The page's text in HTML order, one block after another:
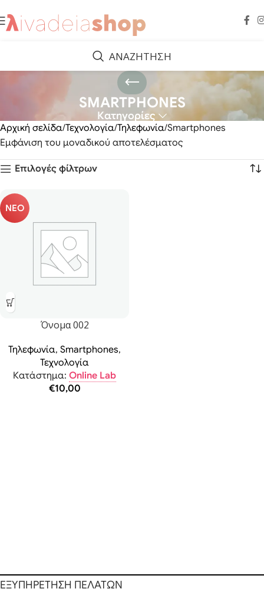
ΑΝΑΖΗΤΗΣΗ
SMARTPHONES
Κατηγορίες
Αρχική σελίδα Τεχνολογία Τηλεφωνία Smartphones
Εμφάνιση του μοναδικού αποτελέσματος
Επιλογές φίλτρων
ΝΕΟ
Όνομα 002
Τηλεφωνία, Smartphones,
Τεχνολογία
Κατάστημα: Online Lab
€10,00
ΕΞΥΠΗΡΕΤΗΣΗ ΠΕΛΑΤΩΝ